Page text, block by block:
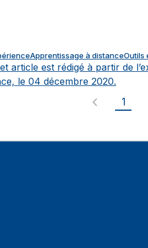
Apprentissage à distanceOutils
article est rédigé à partir de
le 04 décembre 2020.
1